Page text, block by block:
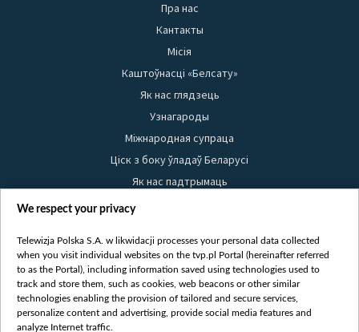
Пра нас
Кантакты
Місія
Каштоўнасці «Белсату»
Як нас глядзець
Узнагароды
Міжнародная супраца
Ціск з боку ўладаў Беларусі
Як нас падтрымаць
Правілы выкарыстання матэрыялаў
Бяспека
Youtube
Белсат news
Белсат Shorts
We respect your privacy
Telewizja Polska S.A. w likwidacji processes your personal data collected
when you visit individual websites on the tvp.pl Portal (hereinafter referred
to as the Portal), including information saved using technologies used to
track and store them, such as cookies, web beacons or other similar
technologies enabling the provision of tailored and secure services,
personalize content and advertising, provide social media features and
analyze Internet traffic.